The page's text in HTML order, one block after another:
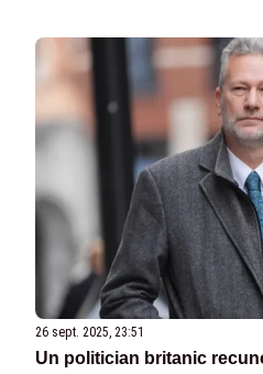
26 sept. 2025, 23:51
Un politician britanic